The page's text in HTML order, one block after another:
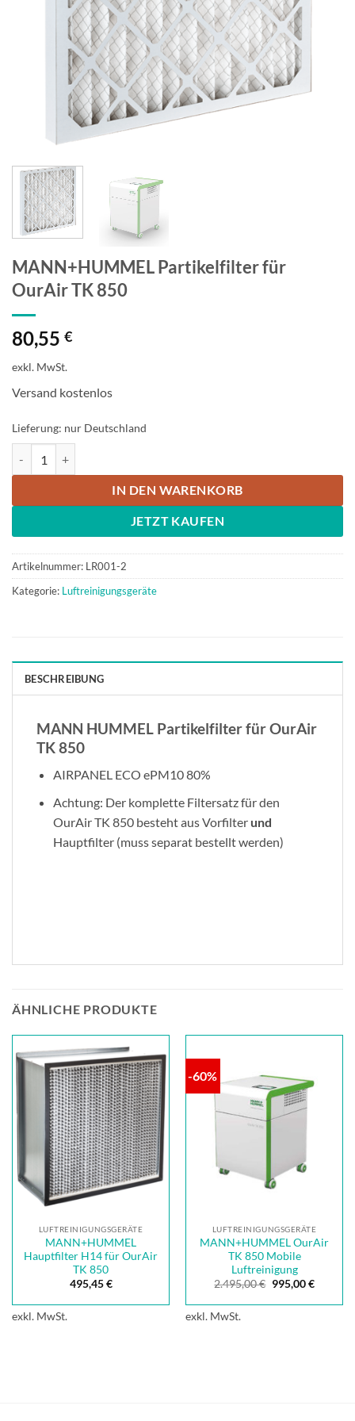
MANN+HUMMEL Partikelfilter für
OurAir TK 850
80,55 €
exkl. MwSt.
Versand kostenlos
Lieferung: nur Deutschland
IN DEN WARENKORB
JETZT KAUFEN
Artikelnummer: LR001-2
Kategorie: Luftreinigungsgeräte
BESCHREIBUNG
MANN HUMMEL Partikelfilter für OurAir
TK 850
AIRPANEL ECO ePM10 80%
Achtung: Der komplette Filtersatz für den
OurAir TK 850 besteht aus Vorfilter und
Hauptfilter (muss separat bestellt werden)
ÄHNLICHE PRODUKTE
LUFTREINIGUNGSGERÄTE
MANN+HUMMEL
Hauptfilter H14 für OurAir
TK 850
495,45€
exkl. MwSt.
-60%
LUFTREINIGUNGSGERÄTE
MANN+HUMMEL OurAir
TK 850 Mobile
Luftreinigung
2.495,00€ Ursprünglicher
Preis
war:
995,00€
ist:
exkl. MwSt.